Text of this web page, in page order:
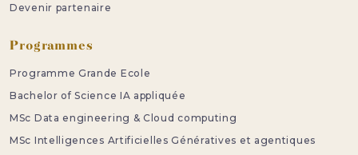
Devenir partenaire
Programmes
Programme Grande Ecole
Bachelor of Science IA appliquée
MSc Data engineering & Cloud computing
MSc Intelligences Artificielles Génératives et agentiques